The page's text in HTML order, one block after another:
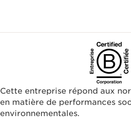
Cette entreprise répond aux
en matière de performances
environnementales.​